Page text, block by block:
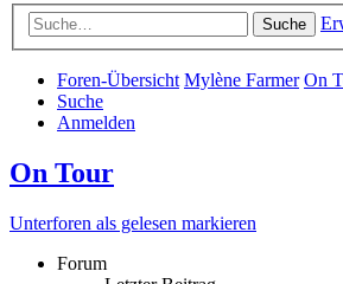
Suche
Foren-Übersicht Mylène Farmer On
Suche
Anmelden
On Tour
Unterforen als gelesen markieren
Forum